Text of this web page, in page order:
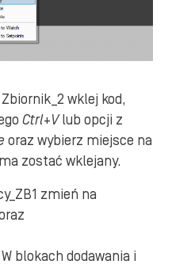
wklej kod,
Ctrl+Vlub opcji z
oraz wybierz miejsce na
zostać wklejany.
zmień na
blokach dodawania i